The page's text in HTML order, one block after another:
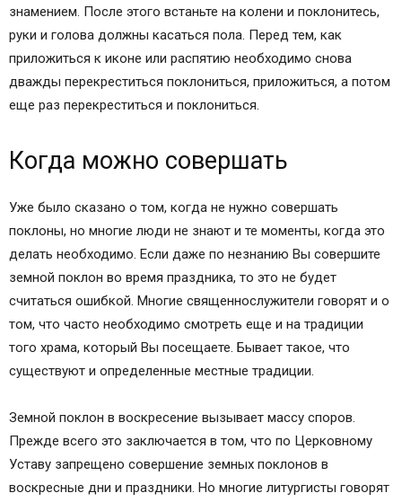
знамением. После этого встаньте на колени и поклонитесь,
руки и голова должны касаться пола. Перед тем, как
приложиться к иконе или распятию необходимо снова
дважды перекреститься поклониться, приложиться, а потом
еще раз перекреститься и поклониться.
Когда можно совершать
Уже было сказано о том, когда не нужно совершать
поклоны, но многие люди не знают и те моменты, когда это
делать необходимо. Если даже по незнанию Вы совершите
земной поклон во время праздника, то это не будет
считаться ошибкой. Многие священнослужители говорят и о
том, что часто необходимо смотреть еще и на традиции
того храма, который Вы посещаете. Бывает такое, что
существуют и определенные местные традиции.
Земной поклон в воскресение вызывает массу споров.
Прежде всего это заключается в том, что по Церковному
Уставу запрещено совершение земных поклонов в
воскресные дни и праздники. Но многие литургисты говорят